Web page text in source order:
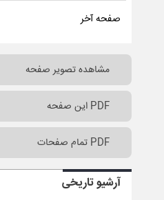
صفحه آخر
مشاهده تصویر صفحه
PDF این صفحه
PDF تمام صفحات
آرشیو تاریخی